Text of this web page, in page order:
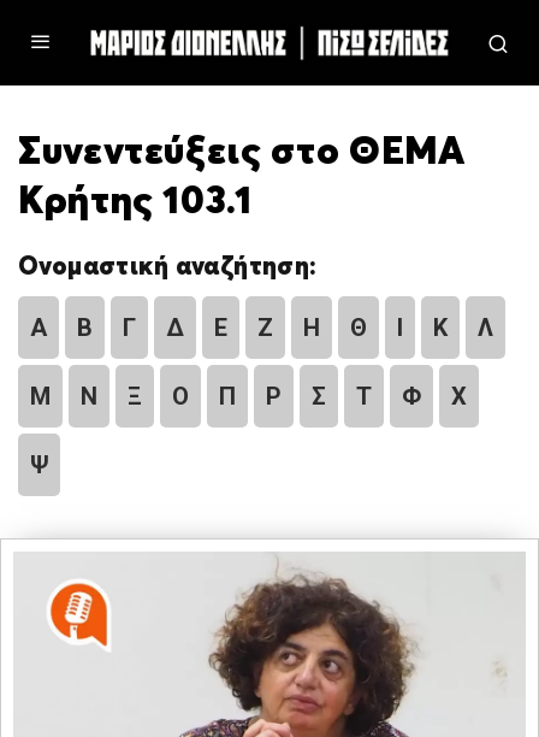
Συνεντεύξεις στο ΘΕΜΑ
Κρήτης 103.1
Ονομαστική αναζήτηση:
Α Β Γ Δ Ε Ζ Η Θ Ι Κ Λ
Μ Ν Ξ Ο Π Ρ Σ Τ Φ Χ
Ψ